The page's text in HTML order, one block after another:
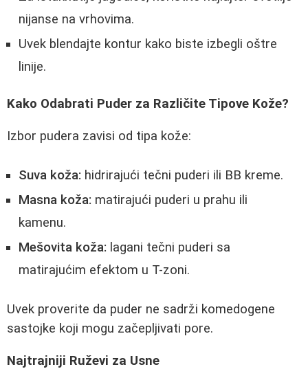
nijanse na vrhovima.
Uvek blendajte kontur kako biste izbegli oštre
linije.
Kako Odabrati Puder za Različite Tipove Kože?
Izbor pudera zavisi od tipa kože:
Suva koža: hidrirajući tečni puderi ili BB kreme.
Masna koža: matirajući puderi u prahu ili
kamenu.
Mešovita koža: lagani tečni puderi sa
matirajućim efektom u T-zoni.
Uvek proverite da puder ne sadrži komedogene
sastojke koji mogu začepljivati pore.
Najtrajniji Ruževi za Usne